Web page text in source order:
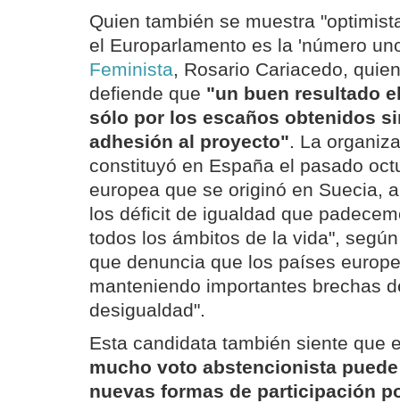
Quien también se muestra
el Europarlamento es la 'número
Feminista, Rosario Cariacedo,
defiende que "un buen resultado
sólo por los escaños obtenidos
adhesión al proyecto". La
constituyó en España el pasado
europea que se originó en Suecia,
los déficit de igualdad que
todos los ámbitos de la vida",
que denuncia que los países
manteniendo importantes brechas
desigualdad".
Esta candidata también siente que
mucho voto abstencionista
nuevas formas de participación